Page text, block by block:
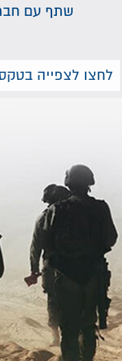
שתף עם
לחצו לצפייה